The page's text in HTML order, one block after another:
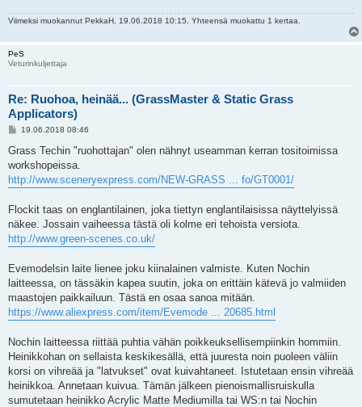
Viimeksi muokannut PekkaH, 19.06.2018 10:15. Yhteensä muokattu 1 kertaa.
PeS
Veturinkuljettaja
Re: Ruohoa, heinää... (GrassMaster & Static Grass
Applicators)
V
e
t
i
19.06.2018 08:46
Grass Techin "ruohottajan" olen nähnyt useamman kerran tositoimissa
workshopeissa.
http://www.sceneryexpress.com/NEW-GRASS ... fo/GT0001/
Flockit taas on englantilainen, joka tiettyn englantilaisissa näyttelyissä
näkee. Jossain vaiheessa tästä oli kolme eri tehoista versiota.
http://www.green-scenes.co.uk/
Evemodelsin laite lienee joku kiinalainen valmiste. Kuten Nochin
laitteessa, on tässäkin kapea suutin, joka on erittäin kätevä jo valmiiden
maastojen paikkailuun. Tästä en osaa sanoa mitään.
https://www.aliexpress.com/item/Evemode ... 20685.html
Nochin laitteessa riittää puhtia vähän poikkeuksellisempiinkin hommiin.
Heinikkohan on sellaista keskikesällä, että juuresta noin puoleen väliin
korsi on vihreää ja "latvukset" ovat kuivahtaneet. Istutetaan ensin vihreää
heinikkoa. Annetaan kuivua. Tämän jälkeen pienoismallisruiskulla
sumutetaan heinikko Acrylic Matte Mediumilla tai WS:n tai Nochin